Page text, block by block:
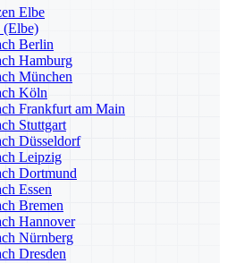
Elbe
(Elbe)
Berlin
Hamburg
München
Köln
Frankfurt am Main
Stuttgart
Düsseldorf
Leipzig
Dortmund
Essen
Bremen
Hannover
Nürnberg
Dresden